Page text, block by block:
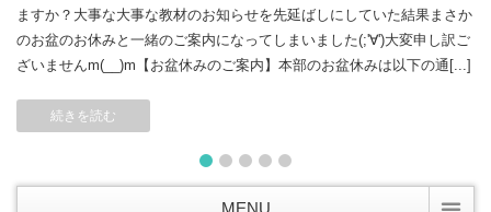
ますか？大事な大事な教材のお知らせを先延ばしにしていた結果まさか
のお盆のお休みと一緒のご案内になってしまいました(;'∀')大変申し訳ご
ざいませんm(__)m【お盆休みのご案内】本部のお盆休みは以下の通[...]
続きを読む
1 2 3 4